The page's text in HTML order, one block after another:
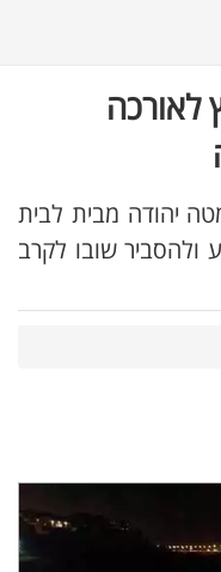
לאורכה
יהודה מבית לבית
שובו לקרב